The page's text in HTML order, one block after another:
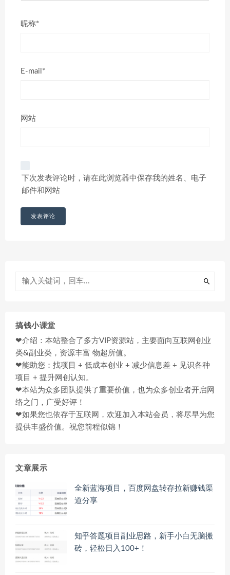
昵称*
E-mail*
网站
下次发表评论时，请在此浏览器中保存我的姓名、电子
邮件和网站
搞钱小课堂
❤介绍：本站整合了多方VIP资源站，主要面向互联网创业
类&副业类，资源丰富 物超所值。
❤能助您：找项目 + 低成本创业 + 减少信息差 + 见识各种
项目 + 提升网创认知。
❤本站为众多团队提供了重要价值，也为众多创业者开启网
络之门，广受好评！
❤如果您也依存于互联网，欢迎加入本站会员，将尽早为您
提供丰盛价值。祝您前程似锦！
文章展示
全新蓝海项目，百度网盘转存拉新赚钱渠
道分享
知乎答题项目副业思路，新手小白无脑搬
砖，轻松日入100+！